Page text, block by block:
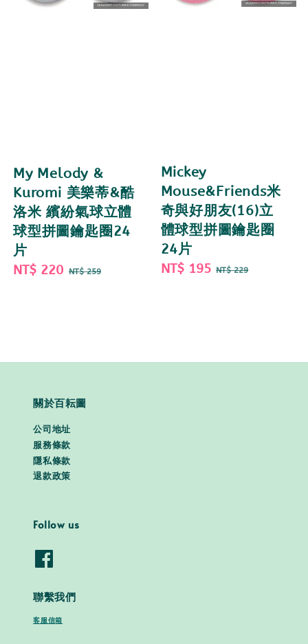
My Melody &
Kuromi 美樂蒂&酷
洛米 繽紛氣球立體
球型拼圖鑰匙圈24
片
Sale
NT$ 220 Regular
NT$ 259
Mickey
Mouse&Friends米
奇與好朋友(16)立
體球型拼圖鑰匙圈
24片
Sale
NT$ 195 Regular
NT$ 229
關於百耘圖
公司地址
服務條款
隱私條款
退款政策
Follow us
聯繫我們
客服信箱